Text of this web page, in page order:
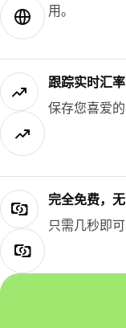
用。
跟踪实时汇率
保存您喜爱
完全免费，
只需几秒即